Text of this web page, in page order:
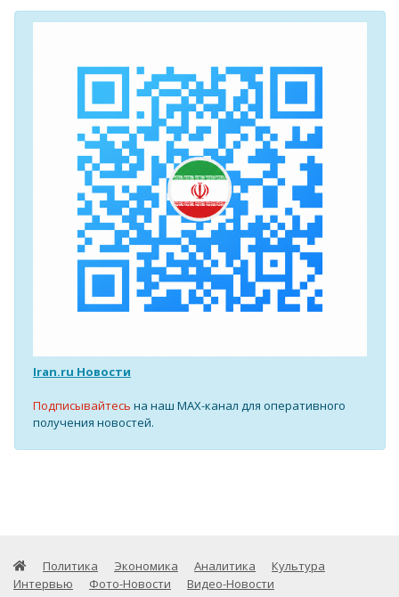
Iran.ru Новости
Подписывайтесь на наш MAX-канал для оперативного
получения новостей.
Политика Экономика Аналитика
Культура
Интервью
Фото-Новости
Видео-Новости